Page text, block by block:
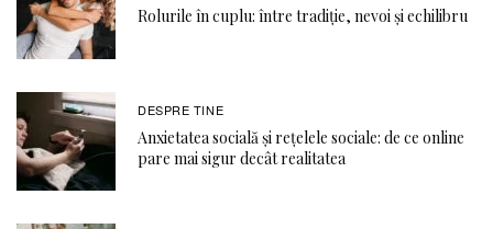
Rolurile în cuplu: între tradiție, nevoi și echilibru
DESPRE TINE
Anxietatea socială și rețelele sociale: de ce online
pare mai sigur decât realitatea